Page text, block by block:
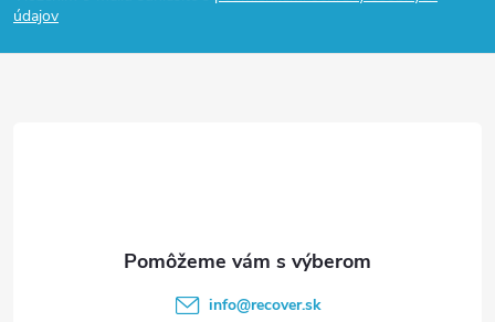
púdajov
info@recover.sk